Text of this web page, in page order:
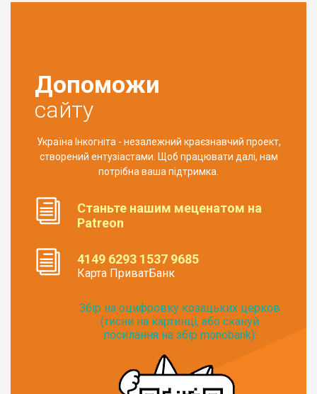
Допоможи
сайту
Україна Інкогніта - незалежний краєзнавчий проект,
створений ентузіастами. Щоб працювати далі, нам
потрібна ваша підтримка.
Станьте нашим меценатом на
Patreon
4149 6293 1537 9685
Карта ПриватБанк
Збір на оцифровку козацьких церков
(тисни на картинці, або скануй
посилання на збір monobank):